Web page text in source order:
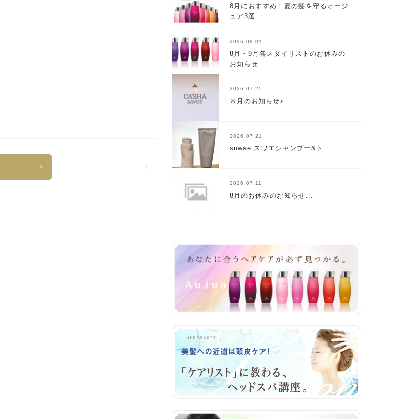
8月におすすめ！夏の髪を守るオージ
ュア3選...
2026.08.01
8月・9月各スタイリストのお休みの
お知らせ...
2026.07.25
８月のお知らせ♪...
2026.07.21
suwae スワエシャンプー&ト...
2026.07.11
8月のお休みのお知らせ...